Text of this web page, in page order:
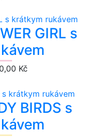
GIRL s
Kč
BIRDS s